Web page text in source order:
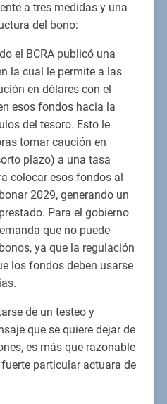
a tres medidas y una
del bono:
el BCRA publicó una
la cual le permite a las
en dólares con el
esos fondos hacia la
del tesoro. Esto le
tomar caución en
plazo) a una tasa
colocar esos fondos al
2029, generando un
Para el gobierno
que no puede
ya que la regulación
los fondos deben usarse
de un testeo y
que se quiere dejar de
es más que razonable
particular actuara de